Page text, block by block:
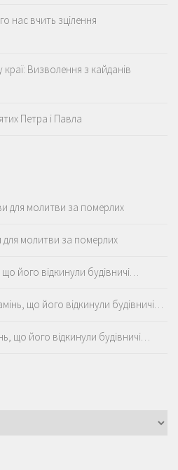
нас вчить зцілення
Визволення з кайданів
Петра і Павла
для молитви за померлих
для молитви за померлих
його відкинули будівничі…
що його відкинули будівничі…
що його відкинули будівничі…